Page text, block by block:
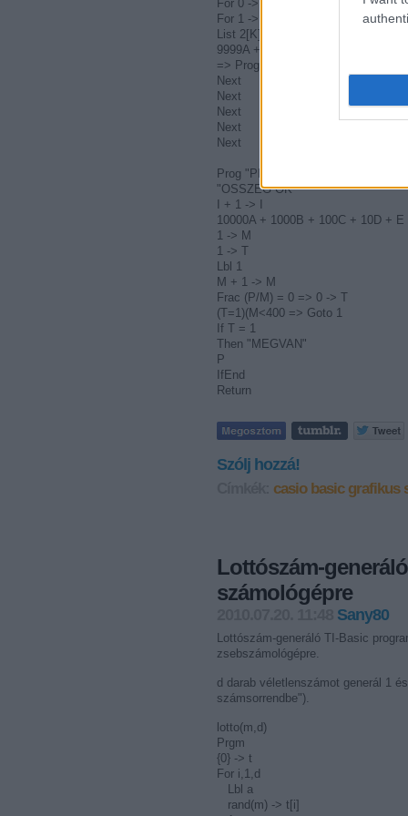
For 0 -> D To 8
For 1 -> K To 3
List 2[K] -> E
9999A + 999B + 99C + 9D = A! +
=> Prog "PRIMKER"
Next
Next
Next
Next
Next
Prog "PRIMKER"
"OSSZEG OK"
I + 1 -> I
10000A + 1000B + 100C + 10D + E
1 -> M
1 -> T
Lbl 1
M + 1 -> M
Frac (P/M) = 0 => 0 -> T
(T=1)(M<400 => Goto 1
If T = 1
Then "MEGVAN"
P
IfEnd
Return
Szólj hozzá!
casio basic grafikus
Lottószám-
számológépre
Sany80
Lottószám-generáló TI-Basic
zsebszámológépre.
d darab véletlenszámot generál 1
számsorrendbe").
lotto(m,d)
Prgm
{0} -> t
For i,1,d
Lbl a
rand(m) -> t[i]